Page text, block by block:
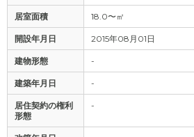
居室面積 18.0〜㎡
開設年月日 2015年08月01日
建物形態 -
建築年月日 -
居住契約の権利
形態
-